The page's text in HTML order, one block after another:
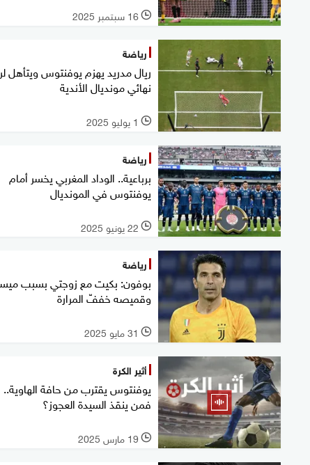
l 16 سبتمبر 2025
رياضة
ريال مدريد يهزم يوفنتوس ويتأهل
نهائي مونديال الأندية
l 1 يوليو 2025
رياضة
برباعية.. الوداد المغربي يخسر أمام
يوفنتوس في المونديال
l 22 يونيو 2025
رياضة
بوفون: بكيت مع زوجتي بسبب
وقميصه خففّ المرارة
l 31 مايو 2025
أثير الكرة
يوفنتوس يقترب من حافة الهاوية..
فمن ينقذ السيدة العجوز؟
l 19 مارس 2025